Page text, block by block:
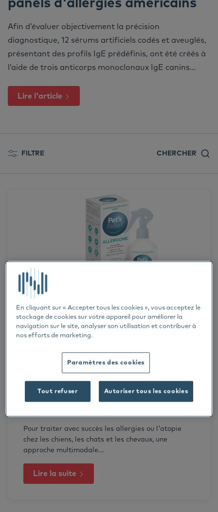
Nextview portal
FR
Dansk
Español
panels d'allergies américains
Afin d’évaluer objectivement la précision
diagnostique, 12 sérums artificiels codés et aveuglés,
présentant des profils IgE prédéfinis, ont été créés à
l’aide de trois anticorps monoclonaux IgE canins...
Lire l'article
FILTRE CHERCHER
Horses
Serum Allergy Testing
News
Veterinarians
ALLERGENS ALLERGY TREATMENT
16 NOV. 2023
Allergone : une étape importante
dans l'approche multimodale de
l'allergie aux acariens de la
poussière domestique
Pour traiter avec succès les allergies ou l'atopie
chez les chiens, les chats et les chevaux, une
approche multimodale...
Lire la suite
En cliquant sur « Accepter tous les cookies », vous acceptez le
stockage de cookies sur votre appareil pour améliorer la
navigation sur le site, analyser son utilisation et contribuer à
nos efforts de marketing.
Paramètres des cookies
Tout refuser Autoriser tous les cookies